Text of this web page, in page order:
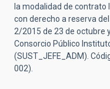
la modalidad de
con derecho a reserva
2/2015 de 23 de octubre
Consorcio Público
(SUST_JEFE_ADM).
002).